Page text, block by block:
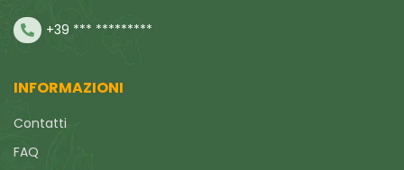
+39 *** *********
INFORMAZIONI
Contatti
FAQ